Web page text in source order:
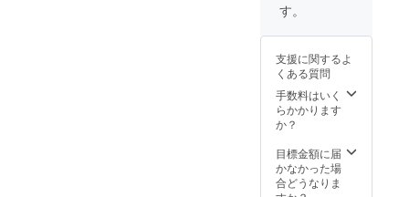
マイク
などの
簡易機
材はこ
ちらで
しま
す。 4
セット
す。
支援に関するよ
くある質問
手数料はいく
らかかります
か？
目標金額に届
かなかった場
合どうなりま